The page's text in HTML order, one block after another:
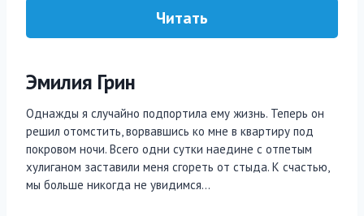
Читать
Эмилия Грин
Однажды я случайно подпортила ему жизнь. Теперь он
решил отомстить, ворвавшись ко мне в квартиру под
покровом ночи. Всего одни сутки наедине с отпетым
хулиганом заставили меня сгореть от стыда. К счастью,
мы больше никогда не увидимся…